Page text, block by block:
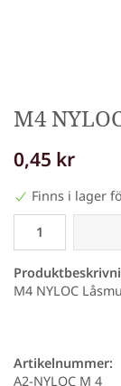
M4
0,45 kr
Finns i lager
M4 NYLOC
Artikelnummer:
A2-NYLOC M 4